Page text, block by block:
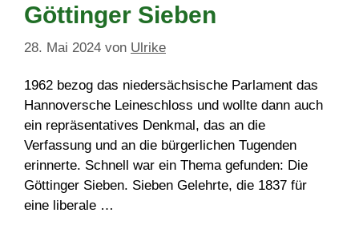
Göttinger Sieben
28. Mai 2024 von Ulrike
1962 bezog das niedersächsische Parlament das
Hannoversche Leineschloss und wollte dann auch
ein repräsentatives Denkmal, das an die
Verfassung und an die bürgerlichen Tugenden
erinnerte. Schnell war ein Thema gefunden: Die
Göttinger Sieben. Sieben Gelehrte, die 1837 für
eine liberale …